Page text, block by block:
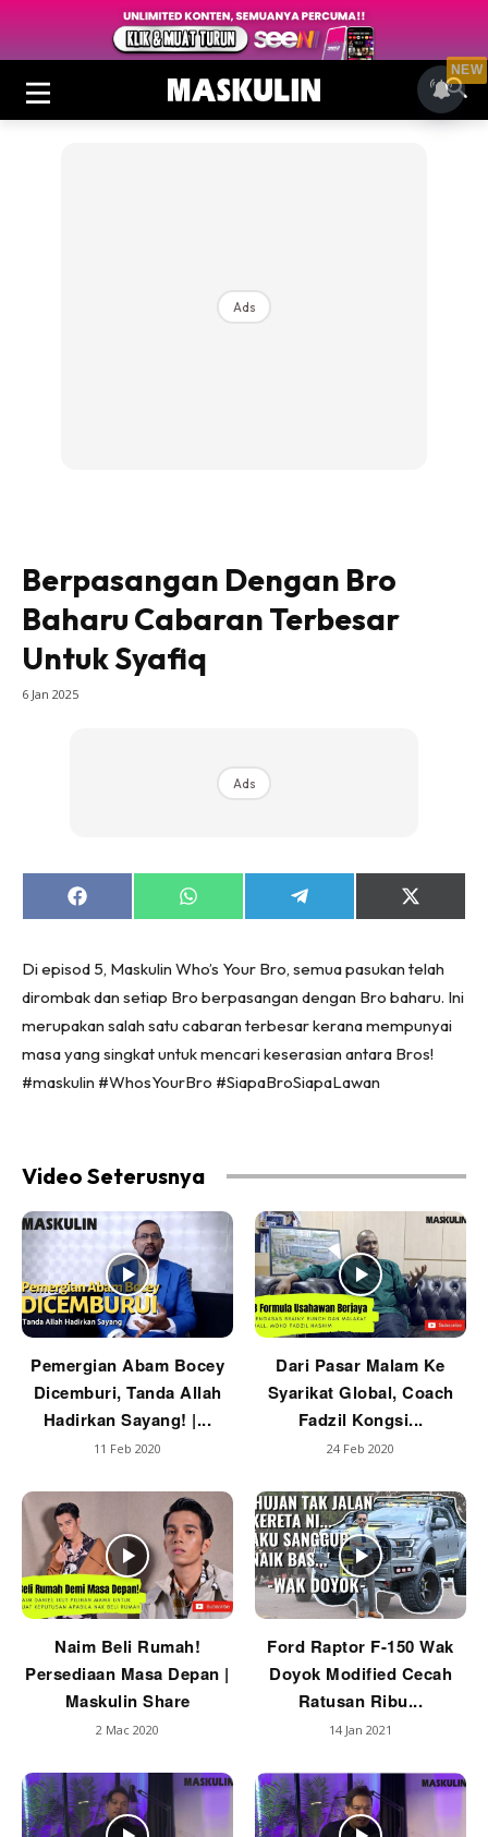
Ads
Berpasangan Dengan Bro
Baharu Cabaran Terbesar
Untuk Syafiq
6 Jan 2025
Ads
Share
on
Share
on
Share
on
Share
on
Di episod 5, Maskulin Who’s Your Bro, semua pasukan telah
dirombak dan setiap Bro berpasangan dengan Bro baharu. Ini
merupakan salah satu cabaran terbesar kerana mempunyai
masa yang singkat untuk mencari keserasian antara Bros!
#maskulin #WhosYourBro #SiapaBroSiapaLawan
Video Seterusnya
Pemergian Abam Bocey
Dicemburi, Tanda Allah
Hadirkan Sayang! |...
11 Feb 2020
Dari Pasar Malam Ke
Syarikat Global, Coach
Fadzil Kongsi...
24 Feb 2020
Naim Beli Rumah!
Persediaan Masa Depan |
Maskulin Share
2 Mac 2020
Ford Raptor F-150 Wak
Doyok Modified Cecah
Ratusan Ribu...
14 Jan 2021
NEW